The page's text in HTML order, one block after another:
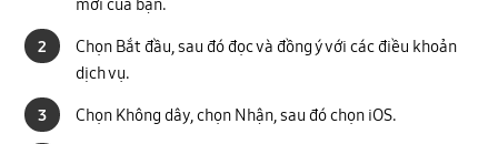
2
Chọn Bắt đầu, sau đó đọc và đồng ý với các điều khoản
dịch vụ.
3
Chọn Không dây, chọn Nhận, sau đó chọn iOS.